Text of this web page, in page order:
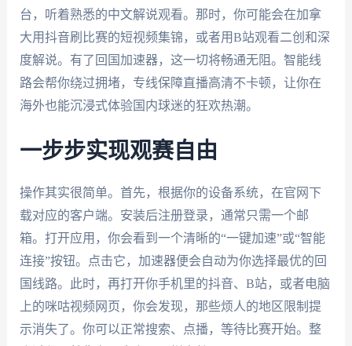
台，听着熟悉的中文解说观看。那时，你可能会在加拿
大用抖音刷比赛的短视频集锦，或者用B站观看二创和深
度解说。有了回国加速器，这一切将畅通无阻。智能线
路会帮你绕过拥堵，专线保障直播高清不卡顿，让你在
海外也能沉浸式体验国内球迷的狂欢热潮。
一步步实现观赛自由
操作其实很简单。首先，根据你的设备系统，在官网下
载对应的客户端。安装后注册登录，通常只需一个邮
箱。打开应用，你会看到一个清晰的“一键加速”或“智能
连接”按钮。点击它，加速器便会自动为你选择最优的回
国线路。此时，再打开你手机里的抖音、B站，或者电脑
上的咪咕视频网页，你会发现，那些烦人的地区限制提
示消失了。你可以正常搜索、点播，等待比赛开始。整